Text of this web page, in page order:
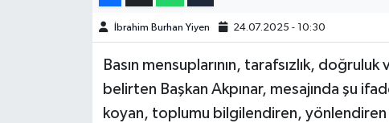
İbrahim Burhan Yiyen 24.07.2025 - 10:30
Basın mensuplarının, tarafsızlık,
belirten Başkan Akpınar, mesajında şu
koyan, toplumu bilgilendiren, yönlendiren